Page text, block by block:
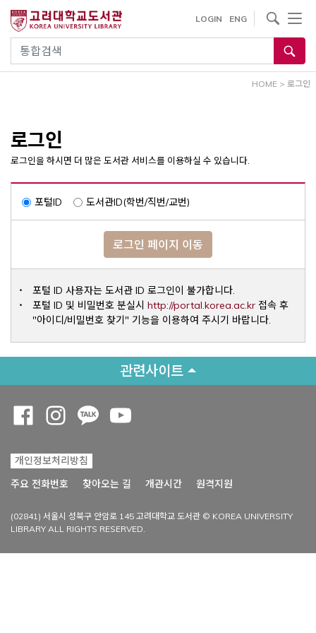
건
통합검색
LOGIN ENG
사이트내 검색
HOME > 로그인
로그인
로그인을 하시면 더 많은 도서관 서비스를 이용하실 수 있습니다.
포털ID 도서관ID(학번/직번/교번)
로그인 페이지 이동
포털 ID 사용자는 도서관 ID 로그인이 불가합니다.
포털 ID 및 비밀번호 분실시 http://portal.korea.ac.krOpens a
접속 후
"아이디/비밀번호 찾기" 기능을 이용하여 주시기 바랍니다.
관련사이트
개인정보처리방침
주요 전화번호
찾아오는 길 개관시간 원격지원
(02841) 서울시 성북구 안암로 145 고려대학교 도서관 © KOREA UNIVERSITY
LIBRARY ALL RIGHTS RESERVED.
Opens a new window
Opens a new window
Opens a new window